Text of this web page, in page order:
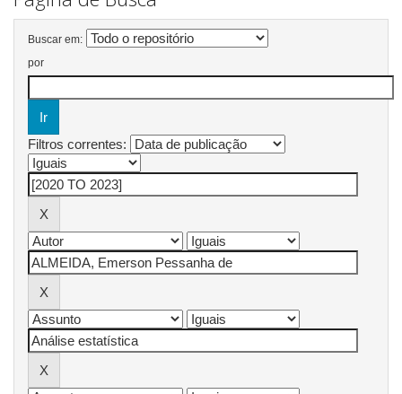
Buscar em:
por
Filtros correntes: